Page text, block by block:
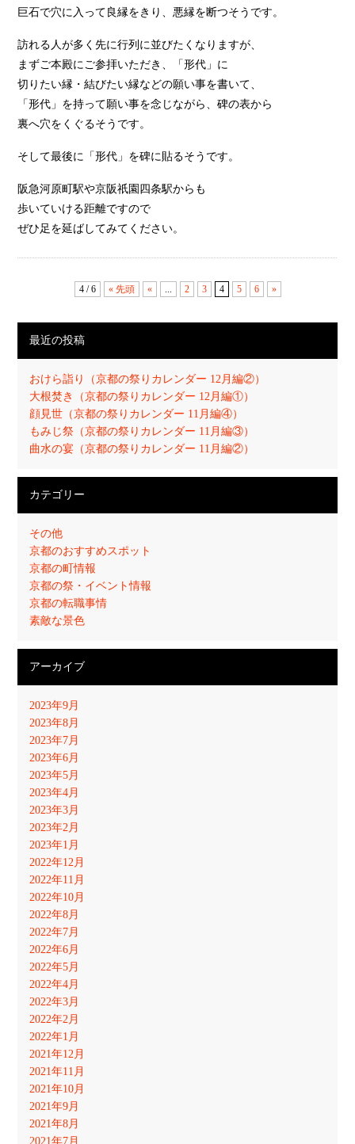
巨石で穴に入って良縁をきり、悪縁を断つそうです。
訪れる人が多く先に行列に並びたくなりますが、
まずご本殿にご参拝いただき、「形代」に
切りたい縁・結びたい縁などの願い事を書いて、
「形代」を持って願い事を念じながら、碑の表から
裏へ穴をくぐるそうです。
そして最後に「形代」を碑に貼るそうです。
阪急河原町駅や京阪祇園四条駅からも
歩いていける距離ですので
ぜひ足を延ばしてみてください。
4 / 6 « 先頭 « ... 2 3 4 5 6 »
最近の投稿
おけら詣り（京都の祭りカレンダー 12月編②）
大根焚き（京都の祭りカレンダー 12月編①）
顔見世（京都の祭りカレンダー 11月編④）
もみじ祭（京都の祭りカレンダー 11月編③）
曲水の宴（京都の祭りカレンダー 11月編②）
カテゴリー
その他
京都のおすすめスポット
京都の町情報
京都の祭・イベント情報
京都の転職事情
素敵な景色
アーカイブ
2023年9月
2023年8月
2023年7月
2023年6月
2023年5月
2023年4月
2023年3月
2023年2月
2023年1月
2022年12月
2022年11月
2022年10月
2022年8月
2022年7月
2022年6月
2022年5月
2022年4月
2022年3月
2022年2月
2022年1月
2021年12月
2021年11月
2021年10月
2021年9月
2021年8月
2021年7月